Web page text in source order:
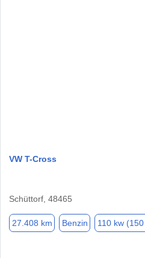
VW T-Cross
Schüttorf, 48465
27.408 km Benzin 110 kw